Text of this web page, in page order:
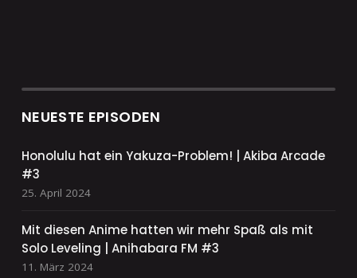
NEUESTE EPISODEN
Honolulu hat ein Yakuza-Problem! | Akiba Arcade
#3
25. April 2024
Mit diesen Anime hatten wir mehr Spaß als mit
Solo Leveling | Anihabara FM #3
11. März 2024